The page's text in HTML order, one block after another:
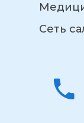
Сеть